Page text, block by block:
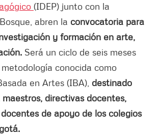
(IDEP) junto con la
abren la convocatoria para
y formación en arte,
Será un ciclo de seis meses
conocida como
en Artes (IBA), destinado
directivas docentes,
de apoyo de los colegios